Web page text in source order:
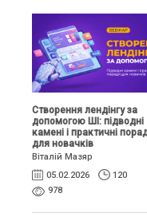
Створення лендінгу за
допомогою ШІ: підводні
камені і практичні
для новачків
Віталій Мазяр
05.02.2026
120
978